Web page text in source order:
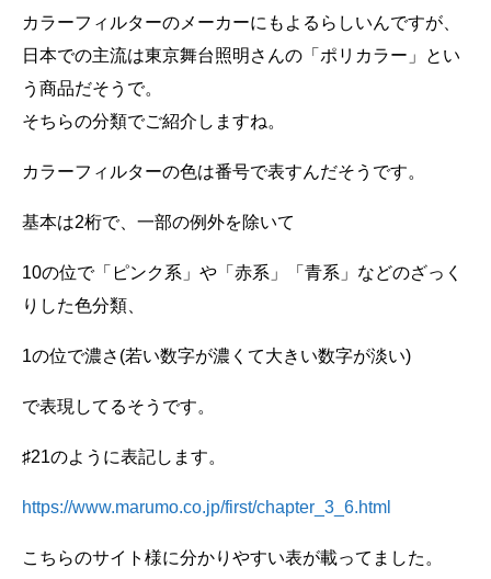
カラーフィルターのメーカーにもよるらしいんですが、
日本での主流は東京舞台照明さんの「ポリカラー」とい
う商品だそうで。
そちらの分類でご紹介しますね。
カラーフィルターの色は番号で表すんだそうです。
基本は2桁で、一部の例外を除いて
10の位で「ピンク系」や「赤系」「青系」などのざっく
りした色分類、
1の位で濃さ(若い数字が濃くて大きい数字が淡い)
で表現してるそうです。
♯21のように表記します。
https://www.marumo.co.jp/first/chapter_3_6.html
こちらのサイト様に分かりやすい表が載ってました。